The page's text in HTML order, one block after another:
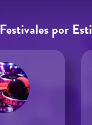
Festivales por